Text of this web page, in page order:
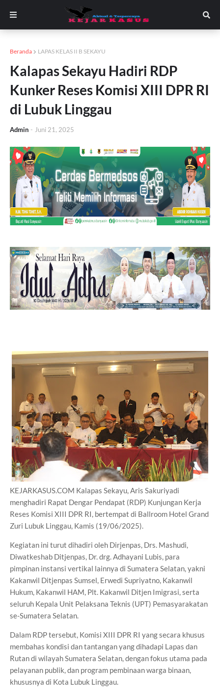
Beranda LAPAS KELAS II B SEKAYU
Kalapas Sekayu Hadiri RDP
Kunker Reses Komisi XIII DPR RI
di Lubuk Linggau
Admin - Juni 21, 2025
KEJARKASUS.COM Kalapas Sekayu, Aris Sakuriyadi
menghadiri Rapat Dengar Pendapat (RDP) Kunjungan Kerja
Reses Komisi XIII DPR RI, bertempat di Ballroom Hotel Grand
Zuri Lubuk Linggau, Kamis (19/06/2025).
Kegiatan ini turut dihadiri oleh Dirjenpas, Drs. Mashudi,
Diwatkeshab Ditjenpas, Dr. drg. Adhayani Lubis, para
pimpinan instansi vertikal lainnya di Sumatera Selatan, yakni
Kakanwil Ditjenpas Sumsel, Erwedi Supriyatno, Kakanwil
Hukum, Kakanwil HAM, Plt. Kakanwil Ditjen Imigrasi, serta
seluruh Kepala Unit Pelaksana Teknis (UPT) Pemasyarakatan
se-Sumatera Selatan.
Dalam RDP tersebut, Komisi XIII DPR RI yang secara khusus
membahas kondisi dan tantangan yang dihadapi Lapas dan
Rutan di wilayah Sumatera Selatan, dengan fokus utama pada
pelayanan publik, dan program pembinaan warga binaan,
khususnya di Kota Lubuk Linggau.